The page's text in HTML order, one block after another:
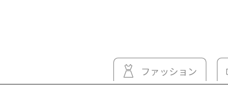
ファッション